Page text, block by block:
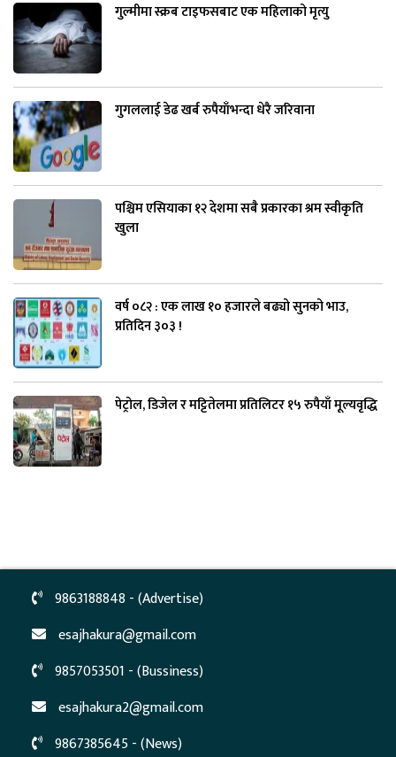
गुल्मीमा स्क्रब टाइफसबाट एक महिलाको मृत्यु
गुगललाई डेढ खर्ब रुपैयाँभन्दा धेरै जरिवाना
पश्चिम एसियाका १२ देशमा सबै प्रकारका श्रम स्वीकृति
खुला
वर्ष ०८२ : एक लाख १० हजारले बढ्यो सुनको भाउ,
प्रतिदिन ३०३ !
पेट्रोल, डिजेल र मट्टितेलमा प्रतिलिटर १५ रुपैयाँ मूल्यवृद्धि
9863188848 - (Advertise)
esajhakura@gmail.com
9857053501 - (Bussiness)
esajhakura2@gmail.com
9867385645 - (News)